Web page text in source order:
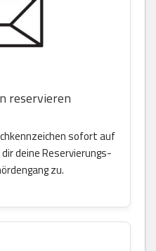
reservieren
sofort auf
deine Reservierungs-
zu.